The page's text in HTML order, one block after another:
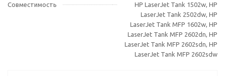
Совместимость
HP LaserJet Tank 1502w, HP
LaserJet Tank 2502dw, HP
LaserJet Tank MFP 1602w, HP
LaserJet Tank MFP 2602dn, HP
LaserJet Tank MFP 2602sdn, HP
LaserJet Tank MFP 2602sdw